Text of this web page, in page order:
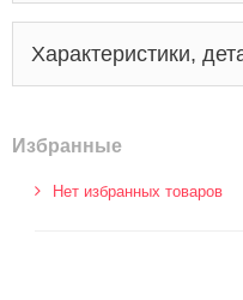
Характеристики,
Избранные
Нет избранных товаров